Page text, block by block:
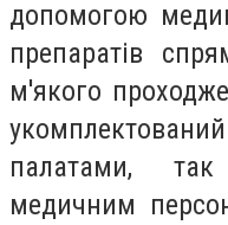
допомогою
препаратів
м'якого
палатами,
медичним